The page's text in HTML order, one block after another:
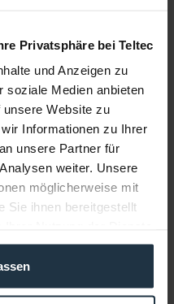
Privatsphäre bei Teltec
und Anzeigen zu
soziale Medien anbieten
Website zu
Informationen zu Ihrer
unsere Partner für
weiter. Unsere
möglicherweise mit
Sie ihnen bereitgestellt
verfübar......mehr